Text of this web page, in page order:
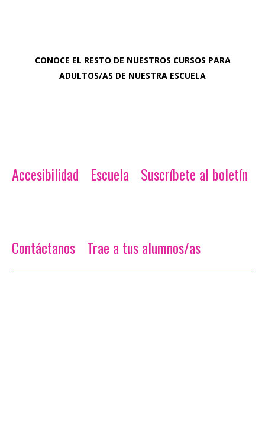
CONOCE EL RESTO DE NUESTROS CURSOS PARA
ADULTOS/AS DE NUESTRA ESCUELA
Accesibilidad Escuela Suscríbete al boletín
Contáctanos Trae a tus alumnos/as